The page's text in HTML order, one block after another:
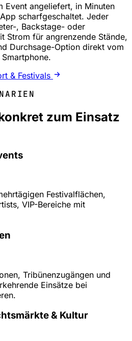
Event angeliefert, in Minuten
scharfgeschaltet. Jeder
, Backstage- oder
Strom für angrenzende Stände,
Durchsage-Option direkt vom
& Festivals
zum Einsatz
Festivalflächen,
VIP-Bereiche mit
Tribünenzugängen und
Einsätze bei
& Kultur